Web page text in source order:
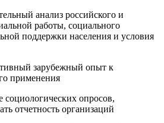
анализ российского и
работы, социального
поддержки населения и условия
зарубежный опыт к
применения
социологических опросов,
отчетность организаций